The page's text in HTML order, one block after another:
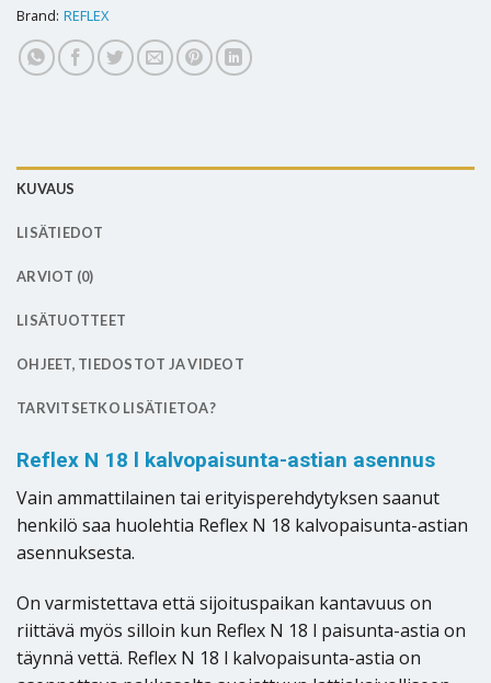
Brand: REFLEX
KUVAUS
LISÄTIEDOT
ARVIOT (0)
LISÄTUOTTEET
OHJEET, TIEDOSTOT JA VIDEOT
TARVITSETKO LISÄTIETOA?
Reflex N 18 l kalvopaisunta-astian asennus
Vain ammattilainen tai erityisperehdytyksen saanut
henkilö saa huolehtia Reflex N 18 kalvopaisunta-astian
asennuksesta.
On varmistettava että sijoituspaikan kantavuus on
riittävä myös silloin kun Reflex N 18 l paisunta-astia on
täynnä vettä. Reflex N 18 l kalvopaisunta-astia on